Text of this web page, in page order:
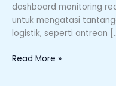
dashboard monitoring
untuk mengatasi
logistik, seperti antrean
Read More »